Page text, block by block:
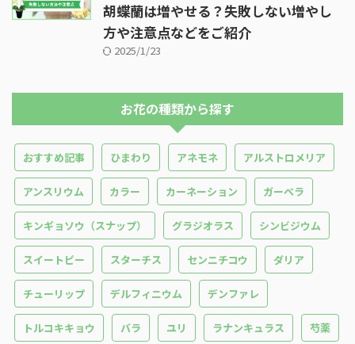
胡蝶蘭は増やせる？失敗しない増やし
方や注意点などをご紹介
2025/1/23
お花の種類から探す
おすすめ記事 ひまわり アネモネ アルストロメリア
アンスリウム カラー カーネーション ガーベラ
キンギョソウ（スナップ） グラジオラス シンビジウム
スイートピー スターチス センニチコウ ダリア
チューリップ デルフィニウム デンファレ
トルコキキョウ バラ ユリ ラナンキュラス 芍薬